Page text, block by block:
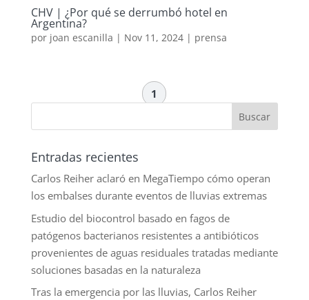
CHV | ¿Por qué se derrumbó hotel en
Argentina?
por joan escanilla | Nov 11, 2024| prensa
1
Entradas recientes
Carlos Reiher aclaró en MegaTiempo cómo operan
los embalses durante eventos de lluvias extremas
Estudio del biocontrol basado en fagos de
patógenos bacterianos resistentes a antibióticos
provenientes de aguas residuales tratadas mediante
soluciones basadas en la naturaleza
Tras la emergencia por las lluvias, Carlos Reiher